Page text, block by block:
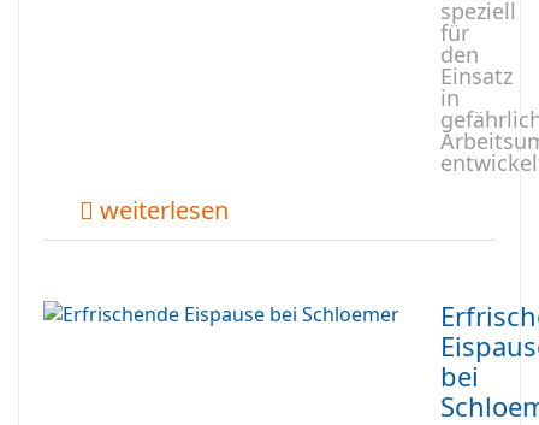
speziell
für
den
Einsatz
in
weiterlesen
bei